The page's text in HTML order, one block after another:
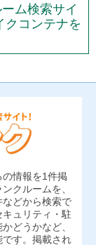
ム検索サイ
クコンテナを
情報を1件掲
クルームを、
どから検索で
ュリティ・駐
どうかなど、
す。掲載され